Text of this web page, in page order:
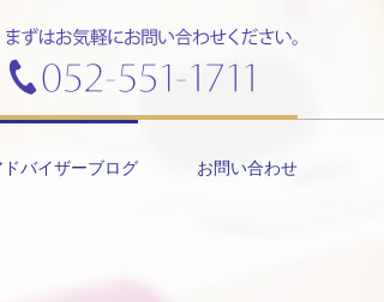
ドバイザーブログ お問い合わせ